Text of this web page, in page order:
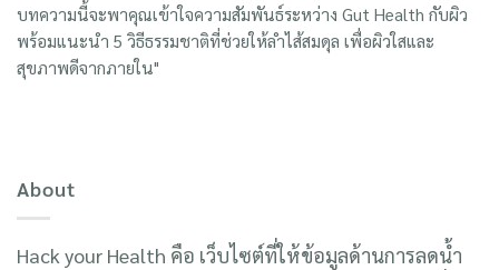
บทความนี้จะพาคุณเข้าใจความสัมพันธ์ระหว่าง Gut Health กับผิว
พร้อมแนะนำ 5 วิธีธรรมชาติที่ช่วยให้ลำไส้สมดุล เพื่อผิวใสและ
สุขภาพดีจากภายใน"
About
Hack your Health คือ เว็บไซต์ที่ให้ข้อมูลด้านการลดน้ำ